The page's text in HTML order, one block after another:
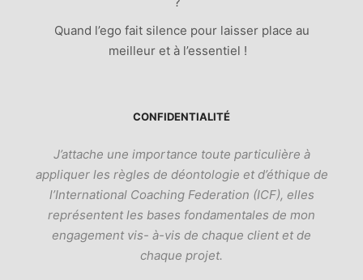
Quand l’ego fait silence pour laisser place au
meilleur et à l’essentiel !
CONFIDENTIALITÉ
J’attache une importance toute particulière à
appliquer les règles de déontologie et d’éthique de
l’International Coaching Federation (ICF), elles
représentent les bases fondamentales de mon
engagement vis- à-vis de chaque client et de
chaque projet.